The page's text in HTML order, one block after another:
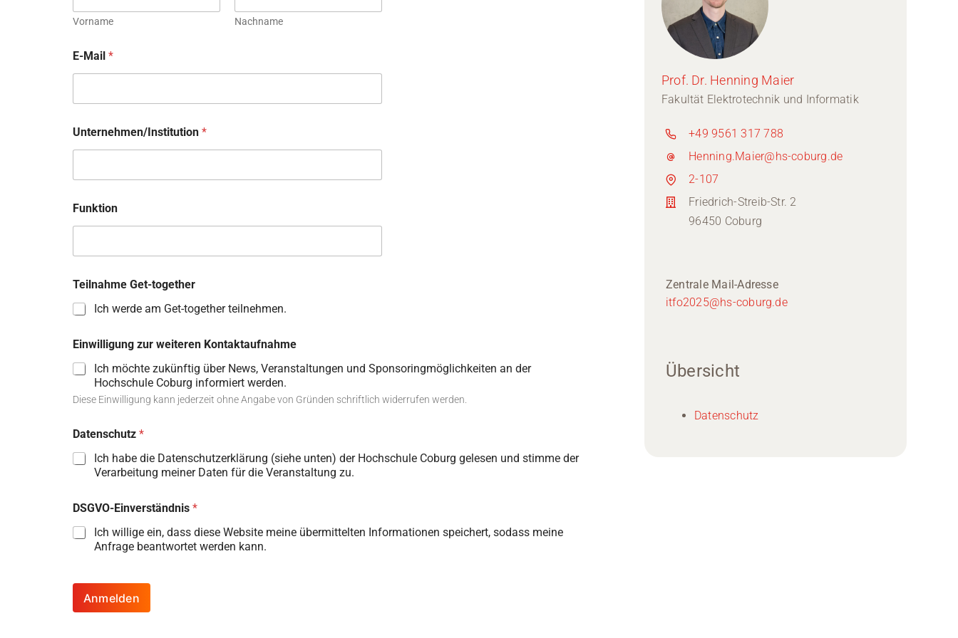
Vorname Nachname
E-Mail *
Unternehmen/Institution *
Funktion
Teilnahme Get-together
Ich werde am Get-together teilnehmen.
Einwilligung zur weiteren Kontaktaufnahme
Ich möchte zukünftig über News, Veranstaltungen und Sponsoringmöglichkeiten an der
Hochschule Coburg informiert werden.
Diese Einwilligung kann jederzeit ohne Angabe von Gründen schriftlich widerrufen werden.
Datenschutz *
Ich habe die Datenschutzerklärung (siehe unten) der Hochschule Coburg gelesen und stimme der
Verarbeitung meiner Daten für die Veranstaltung zu.
DSGVO-Einverständnis *
Ich willige ein, dass diese Website meine übermittelten Informationen speichert, sodass meine
Anfrage beantwortet werden kann.
Anmelden
Prof. Dr. Henning Maier
Fakultät Elektrotechnik und Informatik
+49 9561 317 788
Henning.Maier@hs-coburg.de
2-107
Friedrich-Streib-Str. 2
96450 Coburg
Zentrale Mail-Adresse
itfo2025@hs-coburg.de
Übersicht
Datenschutz